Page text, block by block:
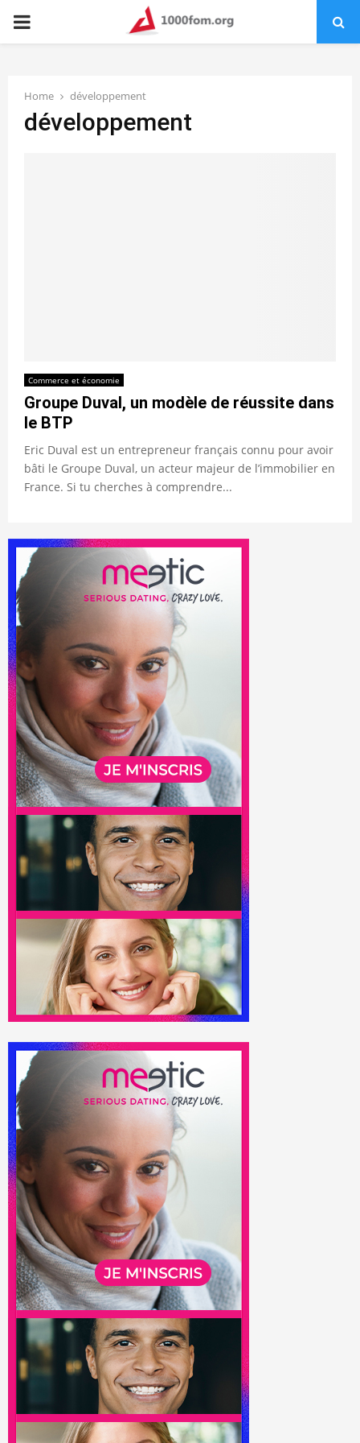
PRIMARY
Home développement
développement
Commerce et économie
Groupe Duval, un modèle de réussite dans
le BTP
Eric Duval est un entrepreneur français connu pour avoir
bâti le Groupe Duval, un acteur majeur de l’immobilier en
France. Si tu cherches à comprendre...